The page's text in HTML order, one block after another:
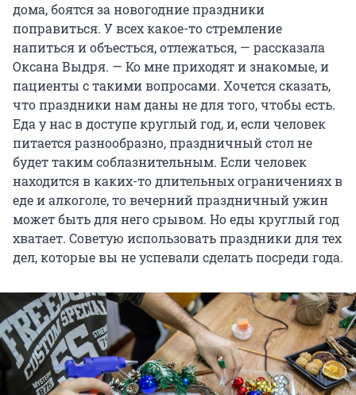
дома, боятся за новогодние праздники
поправиться. У всех какое-то стремление
напиться и объесться, отлежаться, — рассказала
Оксана Выдря. — Ко мне приходят и знакомые, и
пациенты с такими вопросами. Хочется сказать,
что праздники нам даны не для того, чтобы есть.
Еда у нас в доступе круглый год, и, если человек
питается разнообразно, праздничный стол не
будет таким соблазнительным. Если человек
находится в каких-то длительных ограничениях в
еде и алкоголе, то вечерний праздничный ужин
может быть для него срывом. Но еды круглый год
хватает. Советую использовать праздники для тех
дел, которые вы не успевали сделать посреди года.